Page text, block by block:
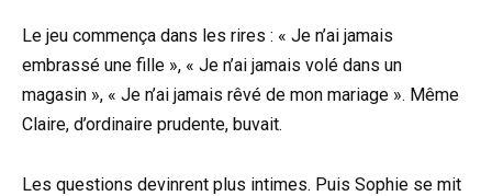
Le jeu commença dans les rires : « Je n’ai jamais
embrassé une fille », « Je n’ai jamais volé dans un
magasin », « Je n’ai jamais rêvé de mon mariage ». Même
Claire, d’ordinaire prudente, buvait.
Les questions devinrent plus intimes. Puis Sophie se mit